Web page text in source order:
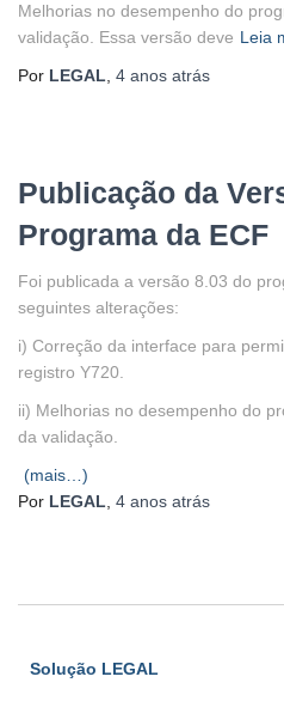
Melhorias no desempenho do
validação. Essa versão deve Leia
Por LEGAL 4 anos atrás
Publicação da
Programa da ECF
Foi publicada a versão 8.03 do
seguintes alterações:
i) Correção da interface para
registro Y720.
ii) Melhorias no desempenho do
da validação.
(mais…)
Por LEGAL 4 anos atrás
Solução LEGAL